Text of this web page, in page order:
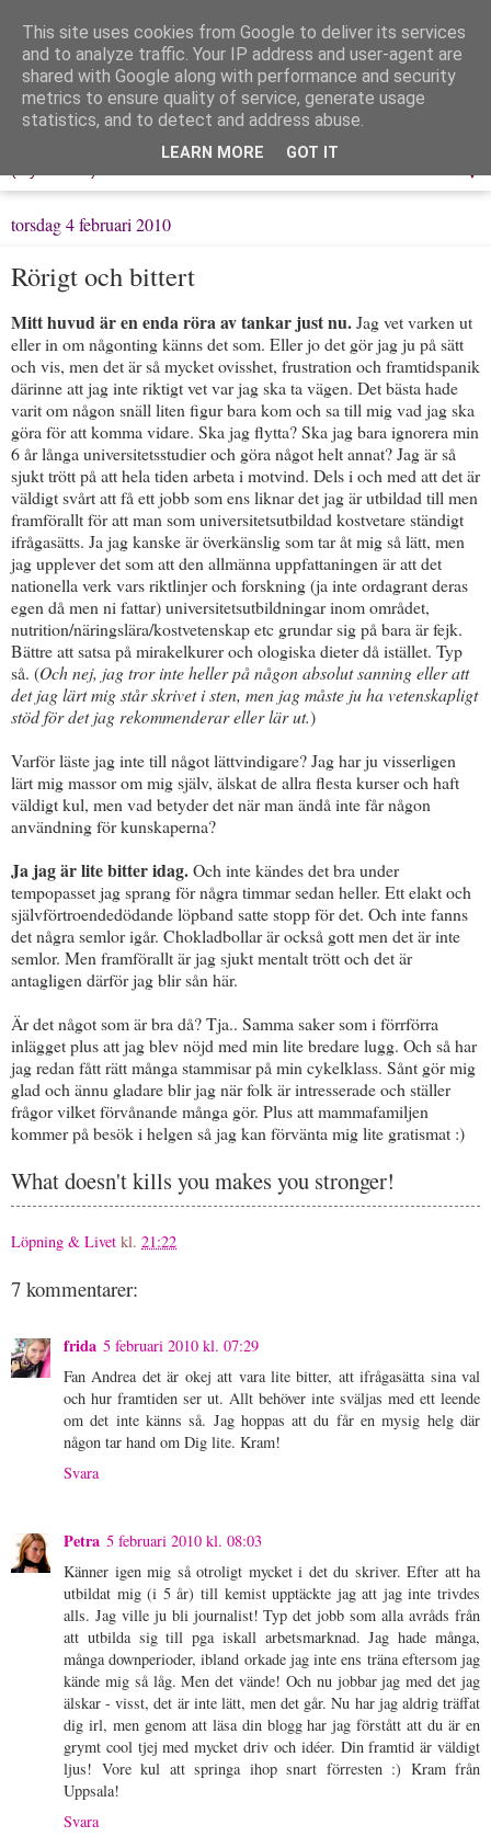
Löpning & Livet
Mitt liv, mina tankar & min träning
▼
torsdag 4 februari 2010
Rörigt och bittert
Mitt huvud är en enda röra av tankar just nu.Jag vet varken ut
eller in om någonting känns det som. Eller jo det gör jag ju på sätt
och vis, men det är så mycket ovisshet, frustration och framtidspanik
därinne att jag inte riktigt vet var jag ska ta vägen. Det bästa hade
varit om någon snäll liten figur bara kom och sa till mig vad jag ska
göra för att komma vidare. Ska jag flytta? Ska jag bara ignorera min
6 år långa universitetsstudier och göra något helt annat? Jag är så
sjukt trött på att hela tiden arbeta i motvind. Dels i och med att det är
väldigt svårt att få ett jobb som ens liknar det jag är utbildad till men
framförallt för att man som universitetsutbildad kostvetare ständigt
ifrågasätts. Ja jag kanske är överkänslig som tar åt mig så lätt, men
jag upplever det som att den allmänna uppfattaningen är att det
nationella verk vars riktlinjer och forskning (ja inte ordagrant deras
egen då men ni fattar) universitetsutbildningar inom området,
nutrition/näringslära/kostvetenskap etc grundar sig på bara är fejk.
Bättre att satsa på mirakelkurer och ologiska dieter då istället. Typ
så. (Och nej, jag tror inte heller på någon absolut sanning eller att
det jag lärt mig står skrivet i sten, men jag måste ju ha vetenskapligt
stöd för det jag rekommenderar eller lär ut.)
Varför läste jag inte till något lättvindigare? Jag har ju visserligen
lärt mig massor om mig själv, älskat de allra flesta kurser och haft
väldigt kul, men vad betyder det när man ändå inte får någon
användning för kunskaperna?
Ja jag är lite bitter idag.Och inte kändes det bra under
tempopasset jag sprang för några timmar sedan heller. Ett elakt och
självförtroendedödande löpband satte stopp för det. Och inte fanns
det några semlor igår. Chokladbollar är också gott men det är inte
semlor. Men framförallt är jag sjukt mentalt trött och det är
antagligen därför jag blir sån här.
Är det något som är bra då? Tja.. Samma saker som i förrförra
inlägget plus att jag blev nöjd med min lite bredare lugg. Och så har
jag redan fått rätt många stammisar på min cykelklass. Sånt gör mig
glad och ännu gladare blir jag när folk är intresserade och ställer
frågor vilket förvånande många gör. Plus att mammafamiljen
kommer på besök i helgen så jag kan förvänta mig lite gratismat :)
What doesn't kills you makes you stronger!
Löpning & Livet kl. 21:22
7 kommentarer:
frida 5 februari 2010 kl. 07:29
Fan Andrea det är okej att vara lite bitter, att ifrågasätta sina val
och hur framtiden ser ut. Allt behöver inte sväljas med ett leende
om det inte känns så. Jag hoppas att du får en mysig helg där
någon tar hand om Dig lite. Kram!
Svara
Petra 5 februari 2010 kl. 08:03
Känner igen mig så otroligt mycket i det du skriver. Efter att ha
utbildat mig (i 5 år) till kemist upptäckte jag att jag inte trivdes
alls. Jag ville ju bli journalist! Typ det jobb som alla avråds från
att utbilda sig till pga iskall arbetsmarknad. Jag hade många,
många downperioder, ibland orkade jag inte ens träna eftersom jag
kände mig så låg. Men det vände! Och nu jobbar jag med det jag
älskar - visst, det är inte lätt, men det går. Nu har jag aldrig träffat
dig irl, men genom att läsa din blogg har jag förstått att du är en
grymt cool tjej med mycket driv och idéer. Din framtid är väldigt
ljus! Vore kul att springa ihop snart förresten :) Kram från
Uppsala!
Svara
This site uses cookies from Google to deliver its services
and to analyze traffic. Your IP address and user-agent are
shared with Google along with performance and security
metrics to ensure quality of service, generate usage
statistics, and to detect and address abuse.
LEARN MORE GOT IT